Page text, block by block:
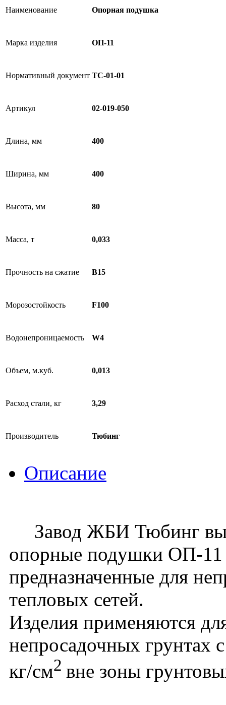
Наименование Опорная подушка
Марка изделия ОП-11
Нормативный документ ТС-01-01
Артикул 02-019-050
Длина, мм 400
Ширина, мм 400
Высота, мм 80
Масса, т 0,033
Прочность на сжатие B15
Морозостойкость F100
Водонепроницаемость W4
Объем, м.куб. 0,013
Расход стали, кг 3,29
Производитель Тюбинг
Описание
Завод ЖБИ Тюбинг
опорные подушки ОП-
предназначенные для
тепловых сетей.
Изделия применяются
непросадочных грунтах
кг/см2 вне зоны